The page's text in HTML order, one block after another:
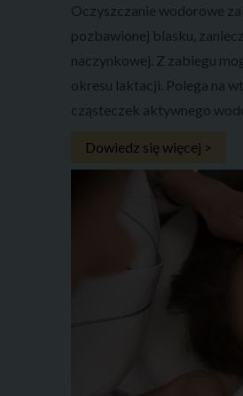
Oczyszczanie wodorowe
pozbawionej blasku,
naczynkowej. Z zabiegu
okresu laktacji. Polega na
cząsteczek aktywnego
Dowiedz się więcej >